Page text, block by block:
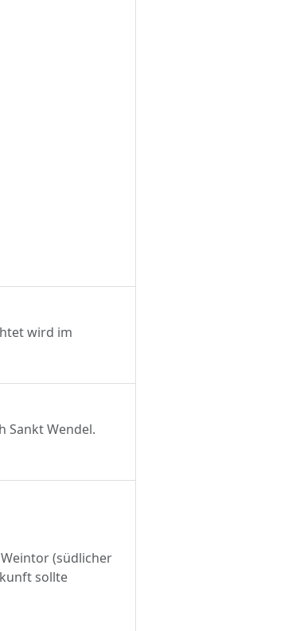
wird im
Sankt Wendel.
(südlicher
sollte